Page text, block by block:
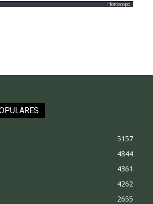
Horoscopo
5157
4844
4361
4262
2655